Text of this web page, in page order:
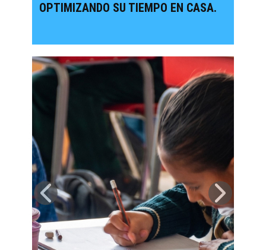
OPTIMIZANDO SU TIEMPO EN CASA.